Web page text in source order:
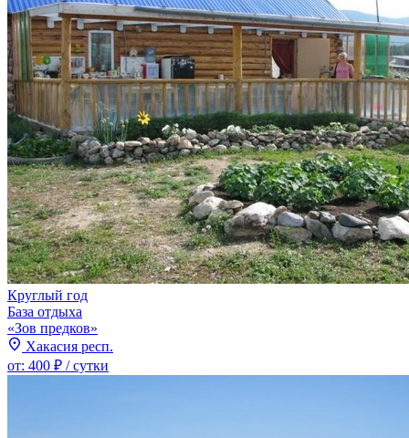
Круглый год
База отдыха
«Зов предков»
Хакасия респ.
от: 400 ₽ / сутки